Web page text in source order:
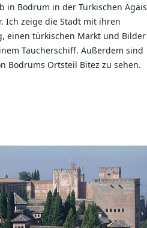
in Bodrum in der Türkischen Ägäis
Ich zeige die Stadt mit ihren
einen türkischen Markt und Bilder
Taucherschiff. Außerdem sind
Bodrums Ortsteil Bitez zu sehen.